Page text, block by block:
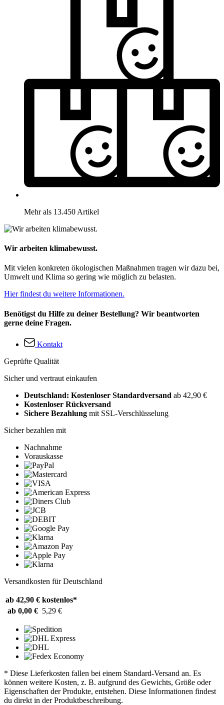
Mehr als 13.450 Artikel
Wir arbeiten klimabewusst.
Mit vielen konkreten ökologischen Maßnahmen tragen wir dazu bei,
Umwelt und Klima so gering wie möglich zu belasten.
Hier findest du weitere Informationen.
Benötigst du Hilfe zu deiner Bestellung? Wir beantworten
gerne deine Fragen.
Kontakt
Geprüfte Qualität
Sicher und vertraut einkaufen
Deutschland: Kostenloser Standardversand ab 42,90 €
Kostenloser Rückversand
Sichere Bezahlung mit SSL-Verschlüsselung
Sicher bezahlen mit
Nachnahme
Vorauskasse
Versandkosten für Deutschland
ab 42,90 € kostenlos*
ab 0,00 € 5,29 €
* Diese Lieferkosten fallen bei einem Standard-Versand an. Es
können weitere Kosten, z. B. aufgrund des Gewichts, Größe oder
Eigenschaften der Produkte, entstehen. Diese Informationen findest
du direkt in der Produktbeschreibung.